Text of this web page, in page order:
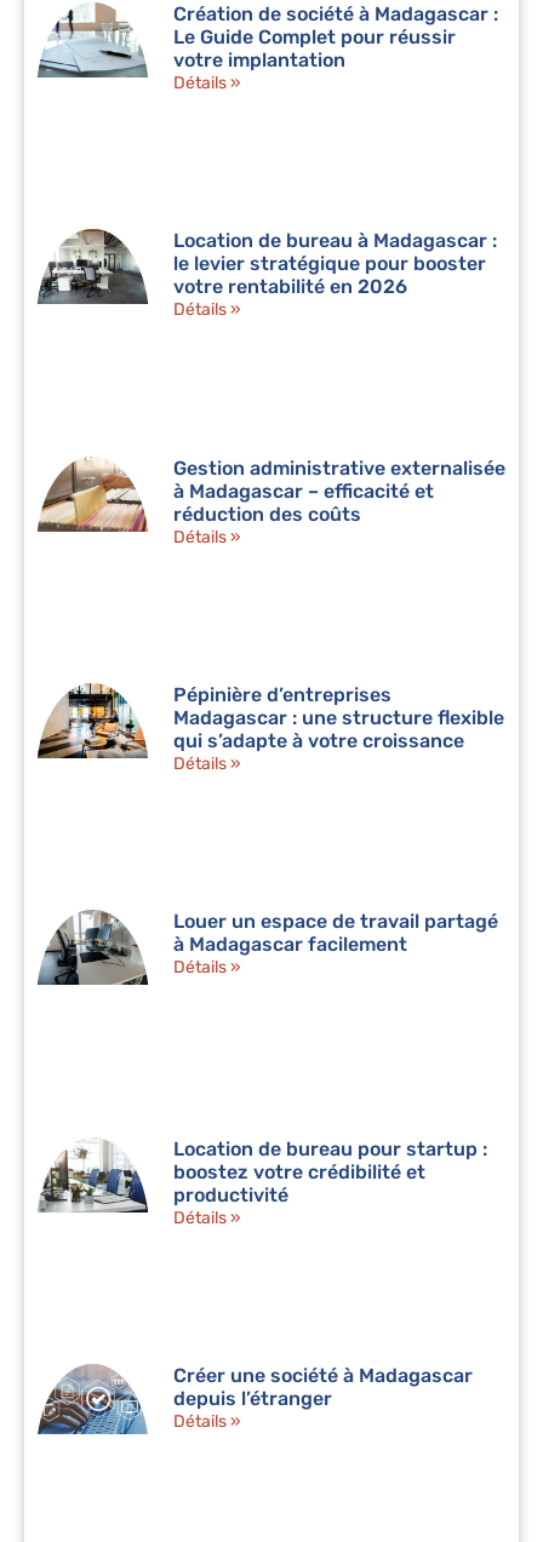
Création de société à Madagascar :
Le Guide Complet pour réussir
votre implantation
Détails »
Location de bureau à Madagascar :
le levier stratégique pour booster
votre rentabilité en 2026
Détails »
Gestion administrative externalisée
à Madagascar – efficacité et
réduction des coûts
Détails »
Pépinière d’entreprises
Madagascar : une structure flexible
qui s’adapte à votre croissance
Détails »
Louer un espace de travail partagé
à Madagascar facilement
Détails »
Location de bureau pour startup :
boostez votre crédibilité et
productivité
Détails »
Créer une société à Madagascar
depuis l’étranger
Détails »